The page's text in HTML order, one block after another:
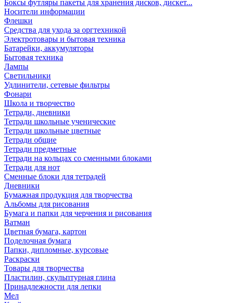
Боксы футляры пакеты для хранения дисков, дискет...
Носители информации
Флешки
Средства для ухода за оргтехникой
Электротовары и бытовая техника
Батарейки, аккумуляторы
Бытовая техника
Лампы
Светильники
Удлинители, сетевые фильтры
Фонари
Школа и творчество
Тетради, дневники
Тетради школьные ученические
Тетради школьные цветные
Тетради общие
Тетради предметные
Тетради на кольцах со сменными блоками
Тетради для нот
Сменные блоки для тетрадей
Дневники
Бумажная продукция для творчества
Альбомы для рисования
Бумага и папки для черчения и рисования
Ватман
Цветная бумага, картон
Поделочная бумага
Папки, дипломные, курсовые
Раскраски
Товары для творчества
Пластилин, скульптурная глина
Принадлежности для лепки
Мел